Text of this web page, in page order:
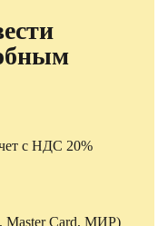
с НДС 20%
Master Card, МИР)